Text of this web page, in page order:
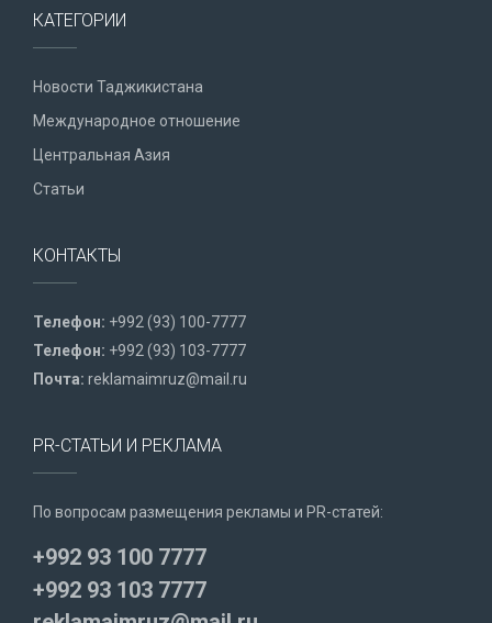
КАТЕГОРИИ
Новости Таджикистана
Международное отношение
Центральная Азия
Статьи
КОНТАКТЫ
Телефон: +992 (93) 100-7777
Телефон: +992 (93) 103-7777
Почта: reklamaimruz@mail.ru
PR-СТАТЬИ И РЕКЛАМА
По вопросам размещения рекламы и PR-статей:
+992 93 100 7777
+992 93 103 7777